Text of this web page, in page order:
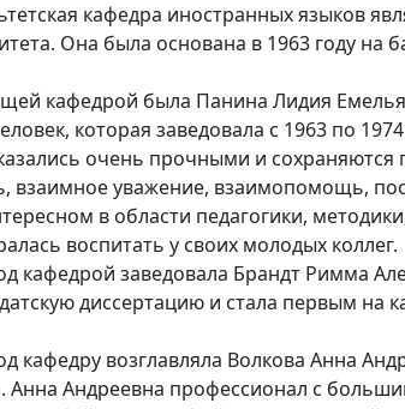
кафедра иностранных языков
Она была основана в 1963 году на
кафедрой была Панина Лидия
которая заведовала с 1963 по
очень прочными и сохраняются
взаимное уважение, взаимопомощь,
в области педагогики,
воспитать у своих молодых коллег.
кафедрой заведовала Брандт Римма
диссертацию и стала первым на
кафедру возглавляла Волкова Анна
Анна Андреевна профессионал с